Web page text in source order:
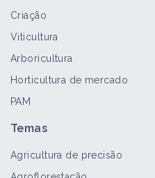
Criação
Viticultura
Arboricultura
Horticultura de mercado
PAM
Temas
Agricultura de precisão